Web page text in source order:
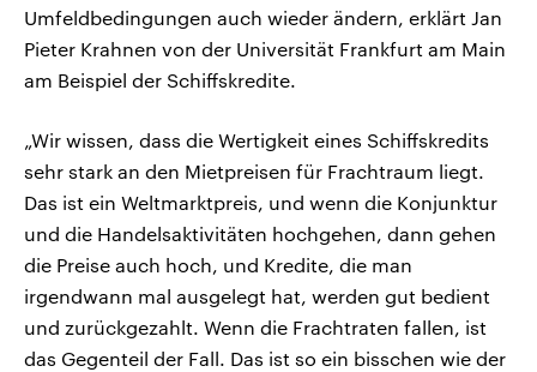
Umfeldbedingungen auch wieder ändern, erklärt Jan
Pieter Krahnen von der Universität Frankfurt am Main
am Beispiel der Schiffskredite.
„Wir wissen, dass die Wertigkeit eines Schiffskredits
sehr stark an den Mietpreisen für Frachtraum liegt.
Das ist ein Weltmarktpreis, und wenn die Konjunktur
und die Handelsaktivitäten hochgehen, dann gehen
die Preise auch hoch, und Kredite, die man
irgendwann mal ausgelegt hat, werden gut bedient
und zurückgezahlt. Wenn die Frachtraten fallen, ist
das Gegenteil der Fall. Das ist so ein bisschen wie der